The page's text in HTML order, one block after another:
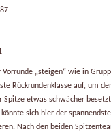
Vorrunde „steigen“ wie in
Rückrundenklasse auf, um
Spitze etwas schwächer
sich hier der
Nach den beiden